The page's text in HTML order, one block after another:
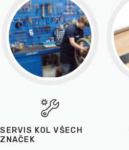
SERVIS KOL VŠECH
ZNAČEK